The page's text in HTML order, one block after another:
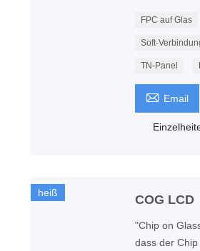
FPC auf Glas
Soft-
TN-Panel
 Email
heiß COG LCD
"Chip on
dass der